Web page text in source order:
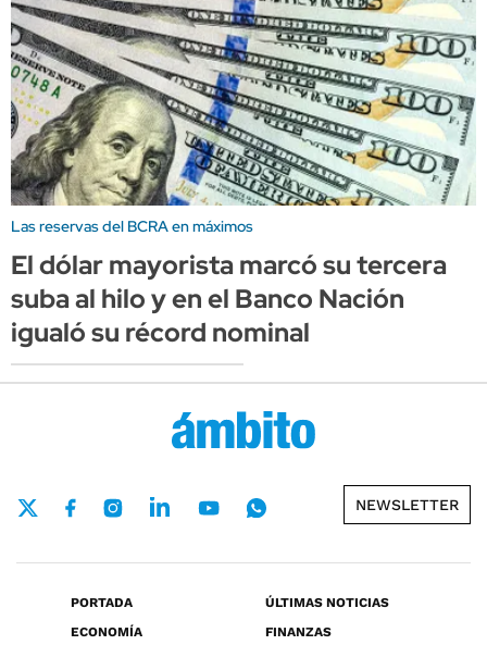
Las reservas del BCRA en máximos
El dólar mayorista marcó su tercera
suba al hilo y en el Banco Nación
igualó su récord nominal
NEWSLETTER
PORTADA
ÚLTIMAS NOTICIAS
ECONOMÍA
FINANZAS